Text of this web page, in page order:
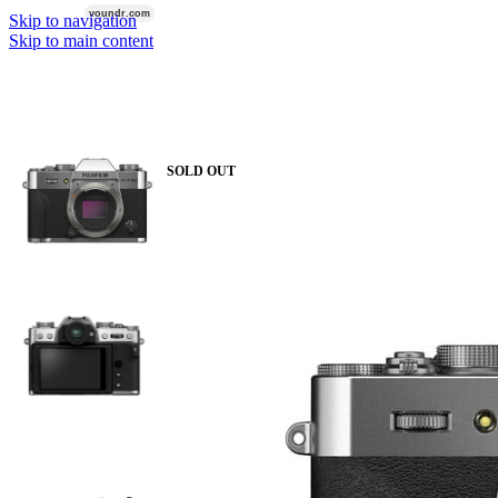
Skip to navigation
Skip to main content
Objektiv-Zubehör
Rucksäcke & Taschen
Stabilisierung & Support
Stative & Köpfe
Astrofotografie
voundr.com
SOLD OUT